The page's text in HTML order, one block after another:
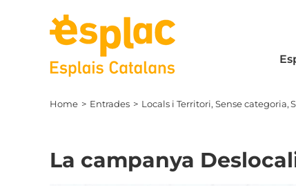
Home Entrades Locals i Territori Sense categoria
La campanya